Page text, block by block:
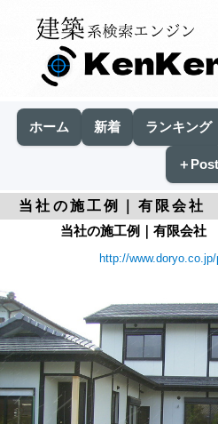
ホーム 新着 ランキング
＋Post
当社の施工例｜有限会
当社の施工例｜有限会社
http://